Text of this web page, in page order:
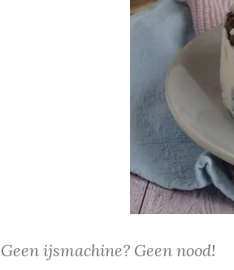
Geen ijsmachine? Geen nood!